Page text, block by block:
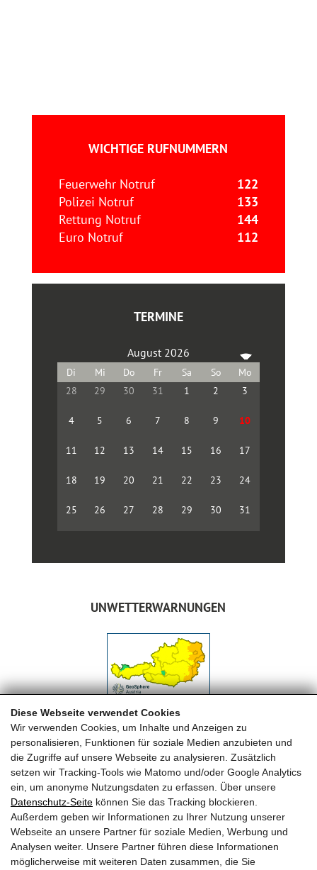
Diese Webseite verwendet Cookies
Wir verwenden Cookies, um Inhalte und Anzeigen zu
personalisieren, Funktionen für soziale Medien anzubieten und
die Zugriffe auf unsere Webseite zu analysieren. Zusätzlich
setzen wir Tracking-Tools wie Matomo und/oder Google Analytics
ein, um anonyme Nutzungsdaten zu erfassen. Über unsere
Datenschutz-Seite können Sie das Tracking blockieren.
Außerdem geben wir Informationen zu Ihrer Nutzung unserer
Webseite an unsere Partner für soziale Medien, Werbung und
Analysen weiter. Unsere Partner führen diese Informationen
möglicherweise mit weiteren Daten zusammen, die Sie
WICHTIGE RUFNUMMERN
Feuerwehr Notruf
122
Polizei Notruf
133
Rettung Notruf
144
Euro Notruf
112
TERMINE
August 2026
28 29 30 31 1 2 3
4 5 6 7 8 9 10
11 12 13 14 15 16 17
18 19 20 21 22 23 24
25 26 27 28 29 30 31
UNWETTERWARNUNGEN
FREIWILLIGE FEUERWEHR MAISHOFEN
OFK HBI Michael Auböck
OFK Stv. OBI Herbert Huber